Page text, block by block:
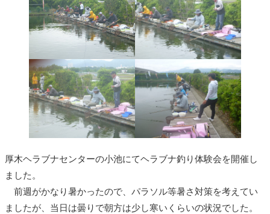
厚木ヘラブナセンターの小池にてヘラブナ釣り体験会を開催し
ました。
前週がかなり暑かったので、パラソル等暑さ対策を考えてい
ましたが、当日は曇りで朝方は少し寒いくらいの状況でした。